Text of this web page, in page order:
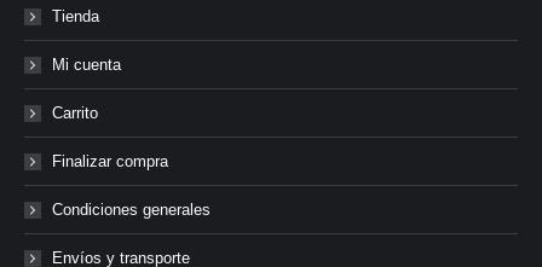
Tienda
Mi cuenta
Carrito
Finalizar compra
Condiciones generales
Envíos y transporte